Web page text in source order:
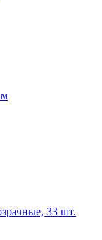
33 шт.